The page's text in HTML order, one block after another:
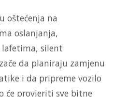
oštećenja na
oslanjanja,
silent
da planiraju zamjenu
i da pripreme vozilo
će provjeriti sve bitne